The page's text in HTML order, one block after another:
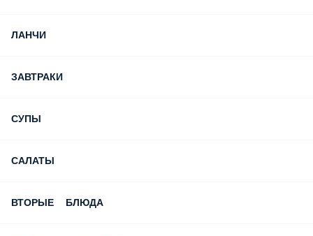
ЛАНЧИ
ЗАВТРАКИ
СУПЫ
САЛАТЫ
ВТОРЫЕ БЛЮДА